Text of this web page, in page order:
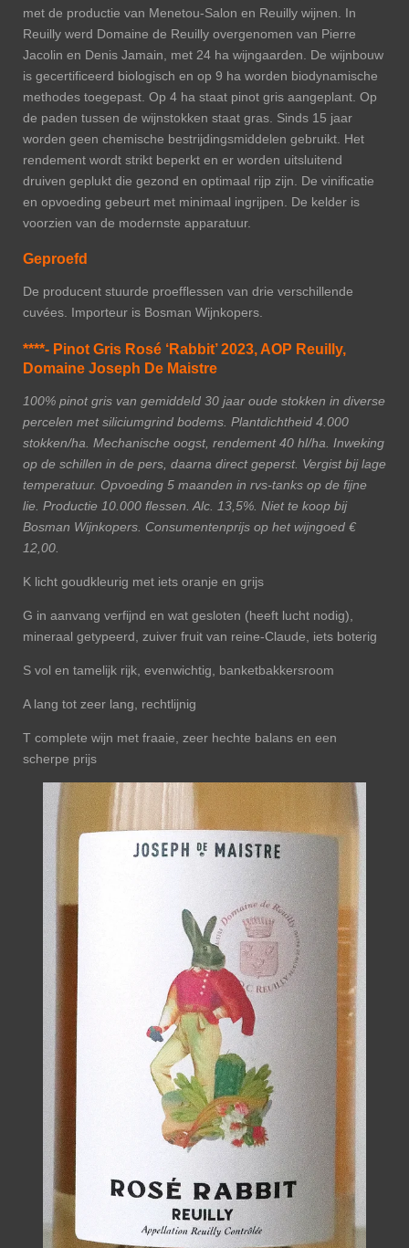
met de productie van Menetou-Salon en Reuilly wijnen. In
Reuilly werd Domaine de Reuilly overgenomen van Pierre
Jacolin en Denis Jamain, met 24 ha wijngaarden. De wijnbouw
is gecertificeerd biologisch en op 9 ha worden biodynamische
methodes toegepast. Op 4 ha staat pinot gris aangeplant. Op
de paden tussen de wijnstokken staat gras. Sinds 15 jaar
worden geen chemische bestrijdingsmiddelen gebruikt. Het
rendement wordt strikt beperkt en er worden uitsluitend
druiven geplukt die gezond en optimaal rijp zijn. De vinificatie
en opvoeding gebeurt met minimaal ingrijpen. De kelder is
voorzien van de modernste apparatuur.
Geproefd
De producent stuurde proefflessen van drie verschillende
cuvées. Importeur is Bosman Wijnkopers.
****- Pinot Gris Rosé ‘Rabbit’ 2023, AOP Reuilly,
Domaine Joseph De Maistre
100% pinot gris van gemiddeld 30 jaar oude stokken in diverse
percelen met siliciumgrind bodems. Plantdichtheid 4.000
stokken/ha. Mechanische oogst, rendement 40 hl/ha. Inweking
op de schillen in de pers, daarna direct geperst. Vergist bij lage
temperatuur. Opvoeding 5 maanden in rvs-tanks op de fijne
lie. Productie 10.000 flessen. Alc. 13,5%. Niet te koop bij
Bosman Wijnkopers. Consumentenprijs op het wijngoed €
12,00.
K licht goudkleurig met iets oranje en grijs
G in aanvang verfijnd en wat gesloten (heeft lucht nodig),
mineraal getypeerd, zuiver fruit van reine-Claude, iets boterig
S vol en tamelijk rijk, evenwichtig, banketbakkersroom
A lang tot zeer lang, rechtlijnig
T complete wijn met fraaie, zeer hechte balans en een
scherpe prijs